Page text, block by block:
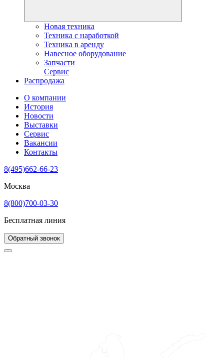
Новая техника
Техника с наработкой
Техника в аренду
Навесное оборудование
Запчасти
Сервис
Распродажа
О компании
История
Новости
Выставки
Сервис
Вакансии
Контакты
8(495)662-66-23
Москва
8(800)700-03-30
Бесплатная линия
Обратный звонок